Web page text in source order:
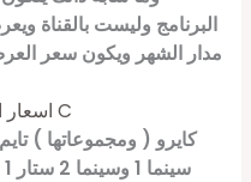
البرنامج وليست بالقناة
اسعار القنوات كلاس C